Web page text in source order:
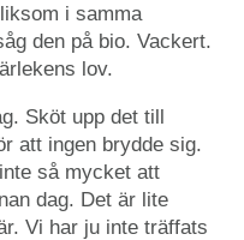
i samma
den på bio. Vackert.
lov.
Sköt upp det till
att ingen brydde sig.
så mycket att
dag. Det är lite
Vi har ju inte träffats